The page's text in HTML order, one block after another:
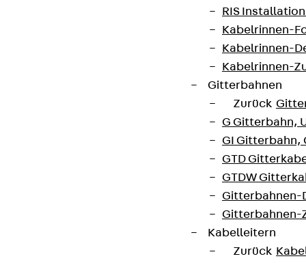
RIS
Kabelrinnen-
Kabelrinnen-
Kabelrinnen-
Gitterbahnen
Zurück
G Gitterbahn,
GI Gitterbahn,
GTD
GTDW
Gitterbahnen-
Gitterbahnen-
Kabelleitern
Zurück